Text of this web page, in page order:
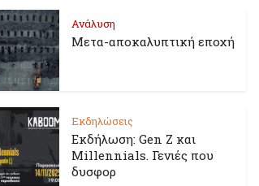
Ανάλυση
Μετα-αποκαλυπτική εποχή
Εκδηλώσεις
Εκδήλωση: Gen Z και
Millennials. Γενιές που
δυσφορ